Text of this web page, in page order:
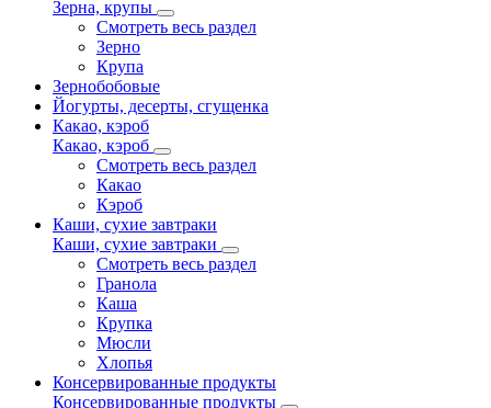
Зерна, крупы
Смотреть весь раздел
Зерно
Крупа
Зернобобовые
Йогурты, десерты, сгущенка
Какао, кэроб
Какао, кэроб
Смотреть весь раздел
Какао
Кэроб
Каши, сухие завтраки
Каши, сухие завтраки
Смотреть весь раздел
Гранола
Каша
Крупка
Мюсли
Хлопья
Консервированные продукты
Консервированные продукты